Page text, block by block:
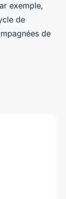
exemple,
de
de